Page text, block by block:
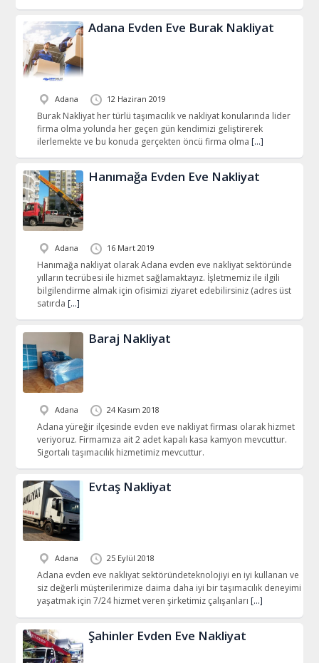
Adana Evden Eve Burak Nakliyat
Adana 12 Haziran 2019
Burak Nakliyat her türlü taşımacılık ve nakliyat konularında lider
firma olma yolunda her geçen gün kendimizi geliştirerek
ilerlemekte ve bu konuda gerçekten öncü firma olma […]
Hanımağa Evden Eve Nakliyat
Adana 16 Mart 2019
Hanımağa nakliyat olarak Adana evden eve nakliyat sektöründe
yılların tecrübesi ile hizmet sağlamaktayız. İşletmemiz ile ilgili
bilgilendirme almak için ofisimizi ziyaret edebilirsiniz (adres üst
satırda […]
Baraj Nakliyat
Adana 24 Kasım 2018
Adana yüreğir ilçesinde evden eve nakliyat firması olarak hizmet
veriyoruz. Firmamıza ait 2 adet kapalı kasa kamyon mevcuttur.
Sigortalı taşımacılık hizmetimiz mevcuttur.
Evtaş Nakliyat
Adana 25 Eylül 2018
Adana evden eve nakliyat sektöründeteknolojiyi en iyi kullanan ve
siz değerli müşterilerimize daima daha iyi bir taşımacılık deneyimi
yaşatmak için 7/24 hizmet veren şirketimiz çalışanları […]
Şahinler Evden Eve Nakliyat